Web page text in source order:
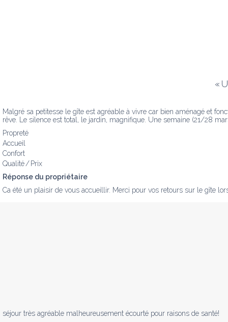
«
Malgré sa petitesse le gîte est agréable à vivre car bien aménagé et
rêve. Le silence est total, le jardin, magnifique. Une semaine (21/28
Propreté
Accueil
Confort
Qualité / Prix
Réponse du propriétaire
Ca été un plaisir de vous accueillir. Merci pour vos retours sur le gîte
séjour très agréable malheureusement écourté pour raisons de santé!